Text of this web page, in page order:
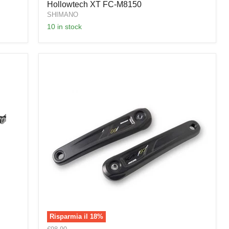
EP8
Hollowtech
XT
FC-
Hollowtech XT FC-M8150
SHIMANO
10 in stock
Risparmia il 18%
Guarnitura